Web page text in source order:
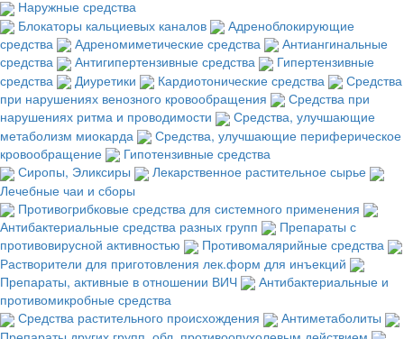
Наружные средства
Блокаторы кальциевых каналов
Адреноблокирующие
средства
Адреномиметические средства
Антиангинальные
средства
Антигипертензивные средства
Гипертензивные
средства
Диуретики Кардиотонические средства
Средства
при нарушениях венозного кровообращения
Средства при
нарушениях ритма и проводимости
Средства, улучшающие
метаболизм миокарда
Средства, улучшающие периферическое
кровообращение
Гипотензивные средства
Сиропы, Эликсиры
Лекарственное растительное сырье
Лечебные чаи и сборы
Противогрибковые средства для системного применения
Антибактериальные средства разных групп
Препараты с
противовирусной активностью
Противомалярийные средства
Растворители для приготовления лек.форм для инъекций
Препараты, активные в отношении ВИЧ
Антибактериальные и
противомикробные средства
Средства растительного происхождения
Антиметаболиты